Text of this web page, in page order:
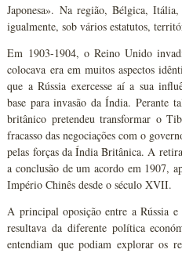
Japonesa». Na região, Bélgica,
igualmente, sob vários estatutos,
Em 1903-1904, o Reino Unido
colocava era em muitos aspectos
que a Rússia exercesse aí a sua
base para invasão da Índia. Perante
britânico pretendeu transformar o
fracasso das negociações com o
pelas forças da Índia Britânica. A
a conclusão de um acordo em 1907,
Império Chinês desde o século XVII.
A principal oposição entre a Rússia
resultava da diferente política
entendiam que podiam explorar os